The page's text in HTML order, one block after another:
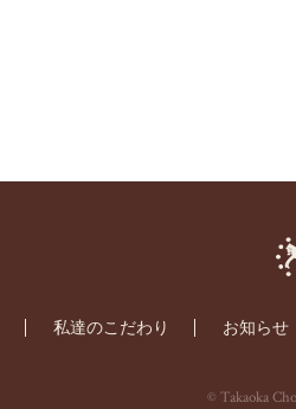
私達のこだわり お知らせ
© Takaoka